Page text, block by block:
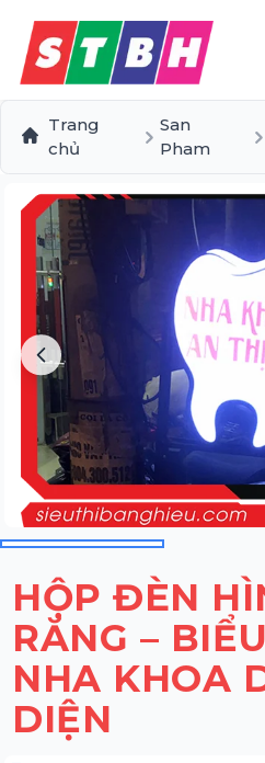
Trang
chủ
San
Pham
HỘP ĐÈN
RĂNG –
NHA KHOA
DIỆN